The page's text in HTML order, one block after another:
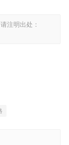
注明出处：